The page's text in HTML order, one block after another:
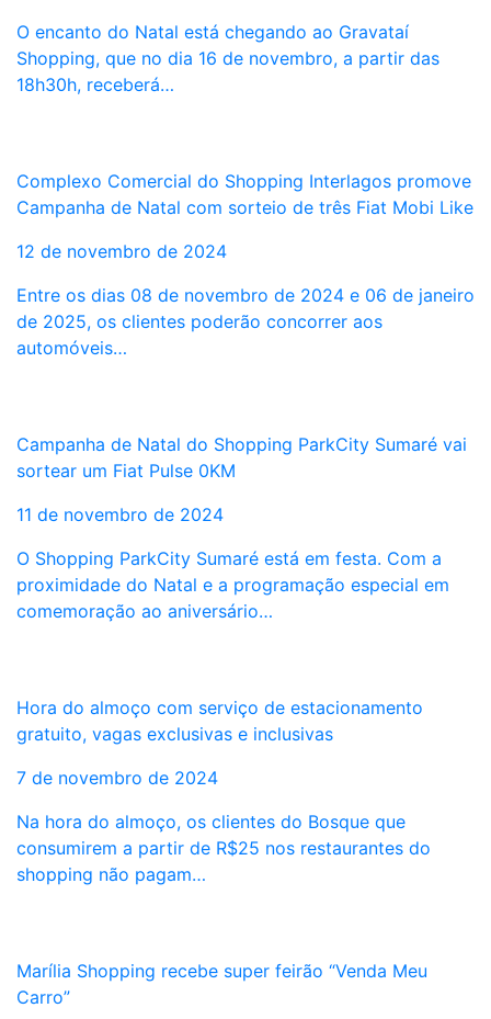
O encanto do Natal está chegando ao Gravataí
Shopping, que no dia 16 de novembro, a partir das
18h30h, receberá…
Complexo Comercial do Shopping Interlagos promove
Campanha de Natal com sorteio de três Fiat Mobi Like
12 de novembro de 2024
Entre os dias 08 de novembro de 2024 e 06 de janeiro
de 2025, os clientes poderão concorrer aos
automóveis…
Campanha de Natal do Shopping ParkCity Sumaré vai
sortear um Fiat Pulse 0KM
11 de novembro de 2024
O Shopping ParkCity Sumaré está em festa. Com a
proximidade do Natal e a programação especial em
comemoração ao aniversário…
Hora do almoço com serviço de estacionamento
gratuito, vagas exclusivas e inclusivas
7 de novembro de 2024
Na hora do almoço, os clientes do Bosque que
consumirem a partir de R$25 nos restaurantes do
shopping não pagam…
Marília Shopping recebe super feirão “Venda Meu
Carro”